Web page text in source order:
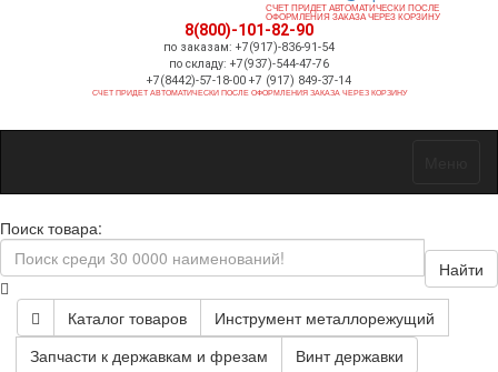
СЧЕТ ПРИДЕТ АВТОМАТИЧЕСКИ ПОСЛЕ
ОФОРМЛЕНИЯ ЗАКАЗА ЧЕРЕЗ КОРЗИНУ
8(800)-101-82-90
по заказам: +7(917)-836-91-54
по складу: +7(937)-544-47-76
+7(8442)-57-18-00 +7 (917) 849-37-14
СЧЕТ ПРИДЕТ АВТОМАТИЧЕСКИ ПОСЛЕ ОФОРМЛЕНИЯ ЗАКАЗА ЧЕРЕЗ КОРЗИНУ
Поиск товара:
Найти
Каталог товаров
Инструмент металлорежущий
Запчасти к державкам и фрезам
Винт державки